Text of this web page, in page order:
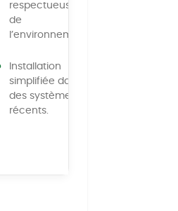
respectueuse
de
l’environnement.
Installation
simplifiée dans
des systèmes
récents.